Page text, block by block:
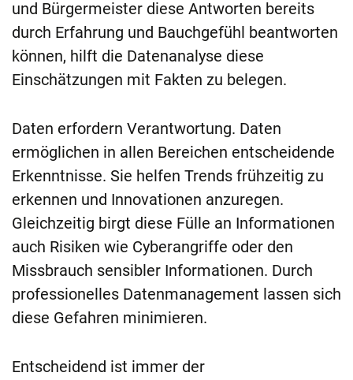
und Bürgermeister diese Antworten bereits
durch Erfahrung und Bauchgefühl beantworten
können, hilft die Datenanalyse diese
Einschätzungen mit Fakten zu belegen.
Daten erfordern Verantwortung. Daten
ermöglichen in allen Bereichen entscheidende
Erkenntnisse. Sie helfen Trends frühzeitig zu
erkennen und Innovationen anzuregen.
Gleichzeitig birgt diese Fülle an Informationen
auch Risiken wie Cyberangriffe oder den
Missbrauch sensibler Informationen. Durch
professionelles Datenmanagement lassen sich
diese Gefahren minimieren.
Entscheidend ist immer der